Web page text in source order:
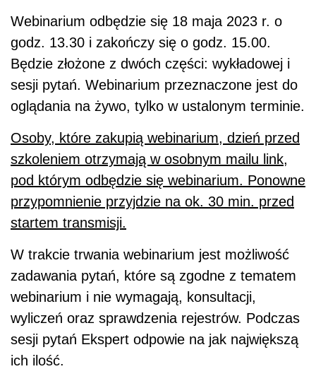
Webinarium odbędzie się 18 maja 2023 r. o
godz. 13.30 i zakończy się o godz. 15.00.
Będzie złożone z dwóch części: wykładowej i
sesji pytań. Webinarium przeznaczone jest do
oglądania na żywo, tylko w ustalonym terminie.
Osoby, które zakupią webinarium, dzień przed
szkoleniem otrzymają w osobnym mailu link,
pod którym odbędzie się webinarium. Ponowne
przypomnienie przyjdzie na ok. 30 min. przed
startem transmisji.
W trakcie trwania webinarium jest możliwość
zadawania pytań, które są zgodne z tematem
webinarium i nie wymagają, konsultacji,
wyliczeń oraz sprawdzenia rejestrów. Podczas
sesji pytań Ekspert odpowie na jak największą
ich ilość.